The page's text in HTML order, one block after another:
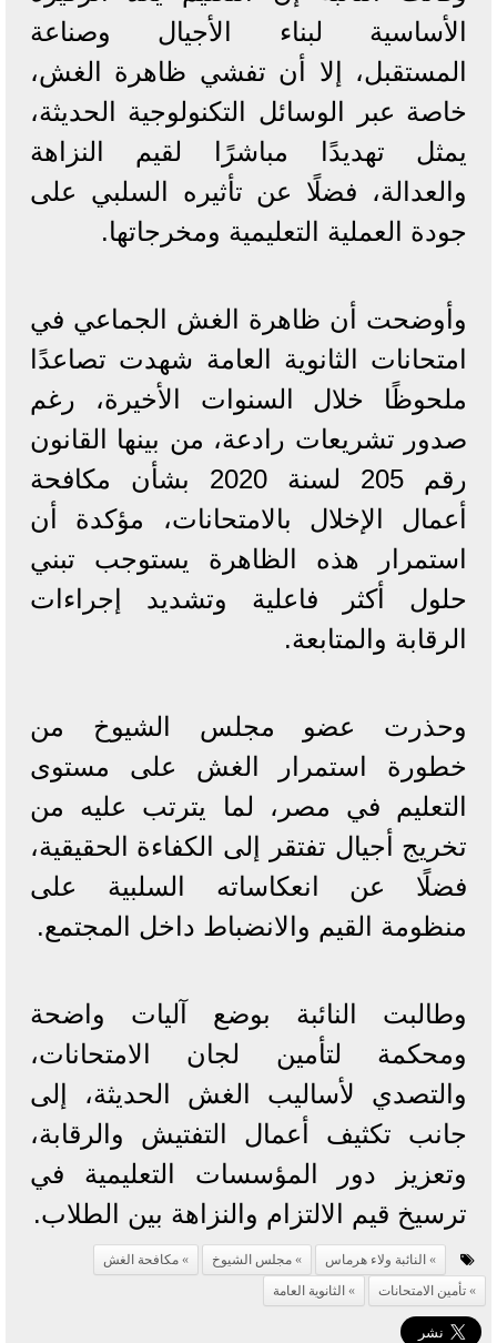
الأساسية لبناء الأجيال وصناعة
المستقبل، إلا أن تفشي ظاهرة الغش،
خاصة عبر الوسائل التكنولوجية الحديثة،
يمثل تهديدًا مباشرًا لقيم النزاهة
والعدالة، فضلًا عن تأثيره السلبي على
جودة العملية التعليمية ومخرجاتها.
وأوضحت أن ظاهرة الغش الجماعي في
امتحانات الثانوية العامة شهدت تصاعدًا
ملحوظًا خلال السنوات الأخيرة، رغم
صدور تشريعات رادعة، من بينها القانون
رقم 205 لسنة 2020 بشأن مكافحة
أعمال الإخلال بالامتحانات، مؤكدة أن
استمرار هذه الظاهرة يستوجب تبني
حلول أكثر فاعلية وتشديد إجراءات
الرقابة والمتابعة.
وحذرت عضو مجلس الشيوخ من
خطورة استمرار الغش على مستوى
التعليم في مصر، لما يترتب عليه من
تخريج أجيال تفتقر إلى الكفاءة الحقيقية،
فضلًا عن انعكاساته السلبية على
منظومة القيم والانضباط داخل المجتمع.
وطالبت النائبة بوضع آليات واضحة
ومحكمة لتأمين لجان الامتحانات،
والتصدي لأساليب الغش الحديثة، إلى
جانب تكثيف أعمال التفتيش والرقابة،
وتعزيز دور المؤسسات التعليمية في
ترسيخ قيم الالتزام والنزاهة بين الطلاب.
النائبة ولاء هرماس مجلس الشيوخ
مكافحة الغش
تأمين الامتحانات
الثانوية العامة